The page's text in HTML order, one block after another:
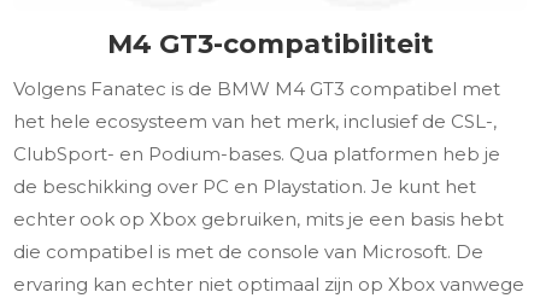
M4 GT3-compatibiliteit
Volgens Fanatec is de BMW M4 GT3 compatibel met
het hele ecosysteem van het merk, inclusief de CSL-,
ClubSport- en Podium-bases. Qua platformen heb je
de beschikking over PC en Playstation. Je kunt het
echter ook op Xbox gebruiken, mits je een basis hebt
die compatibel is met de console van Microsoft. De
ervaring kan echter niet optimaal zijn op Xbox vanwege